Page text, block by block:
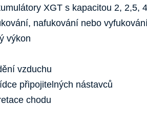
XGT s kapacitou 2, 2,5,
nafukování nebo vyfukování
výkon
vzduchu
připojitelných nástavců
chodu